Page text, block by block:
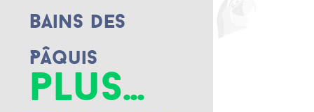
Bains des
Pâquis
plus...